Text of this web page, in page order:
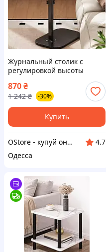
Журнальный столик с
регулировкой высоты
наклоном столешницы
овальный стол для ноутбука
870₴
1 242 ₴ -30%
Купить
OStore - купуй онлайн!
4.7
Одесса